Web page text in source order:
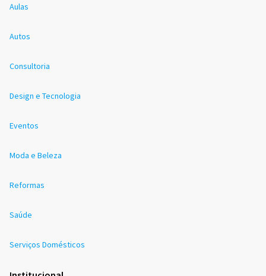
Aulas
Autos
Consultoria
Design e Tecnologia
Eventos
Moda e Beleza
Reformas
Saúde
Serviços Domésticos